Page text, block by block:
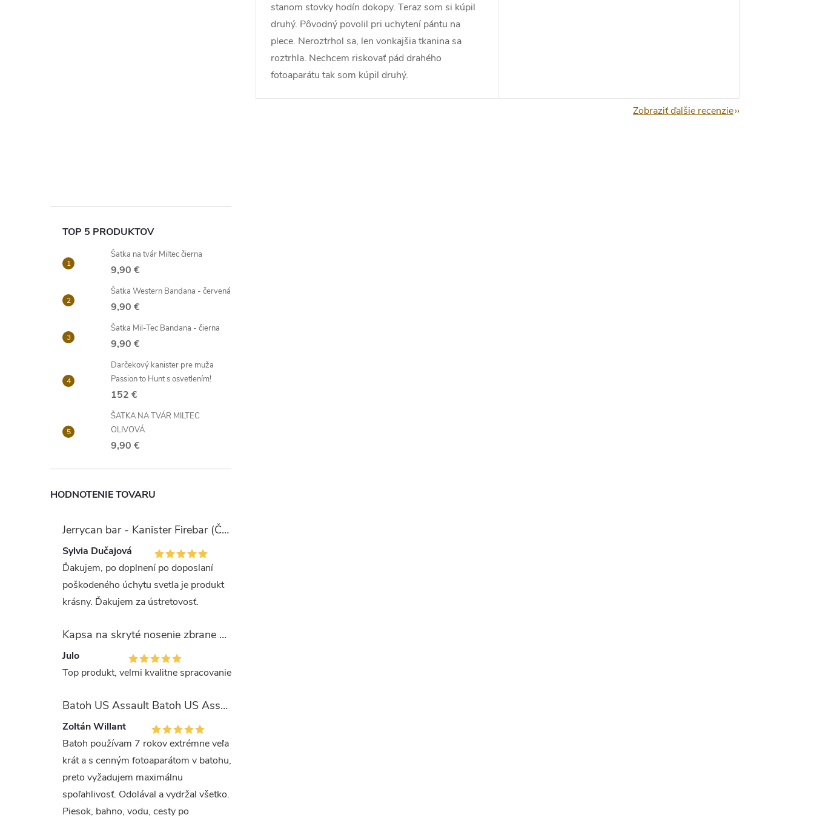
TOP 5 PRODUKTOV
Šatka na tvár Miltec čierna
9,90 €
Šatka Western Bandana - červená
9,90 €
Šatka Mil-Tec Bandana - čierna
9,90 €
Darčekový kanister pre muža
Passion to Hunt s osvetlením!
152 €
ŠATKA NA TVÁR MILTEC
OLIVOVÁ
9,90 €
HODNOTENIE TOVARU
Jerrycan bar - Kanister Firebar (Červený)
Sylvia Dučajová
Ďakujem, po doplnení po doposlaní
poškodeného úchytu svetla je produkt
krásny. Ďakujem za ústretovosť.
Kapsa na skryté nosenie zbrane OLIVA (veľkosť Glock 17/19)
Julo
Top produkt, velmi kvalitne spracovanie
Batoh US Assault Batoh US Assault "LASER CUT" 36l MULTIT.
Zoltán Willant
Batoh používam 7 rokov extrémne veľa
krát a s cenným fotoaparátom v batohu,
preto vyžadujem maximálnu
spoľahlivosť. Odolával a vydržal všetko.
Piesok, bahno, vodu, cesty po
stanom stovky hodín dokopy. Teraz som si kúpil
druhý. Pôvodný povolil pri uchytení pántu na
plece. Neroztrhol sa, len vonkajšia tkanina sa
roztrhla. Nechcem riskovať pád drahého
fotoaparátu tak som kúpil druhý.
Zobraziť ďalšie recenzie